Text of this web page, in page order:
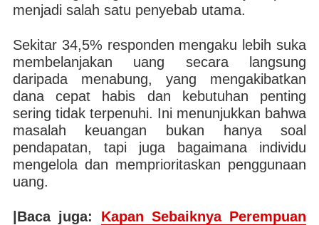
menjadi salah satu penyebab utama.
Sekitar 34,5% responden mengaku lebih suka
membelanjakan uang secara langsung
daripada menabung, yang mengakibatkan
dana cepat habis dan kebutuhan penting
sering tidak terpenuhi. Ini menunjukkan bahwa
masalah keuangan bukan hanya soal
pendapatan, tapi juga bagaimana individu
mengelola dan memprioritaskan penggunaan
uang.
|Baca juga: Kapan Sebaiknya Perempuan